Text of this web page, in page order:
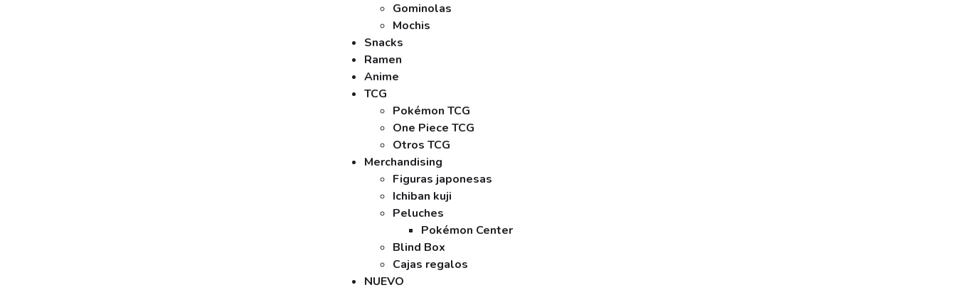
Gominolas
Mochis
Snacks
Ramen
Anime
TCG
Pokémon TCG
One Piece TCG
Otros TCG
Merchandising
Figuras japonesas
Ichiban kuji
Peluches
Pokémon Center
Blind Box
Cajas regalos
NUEVO